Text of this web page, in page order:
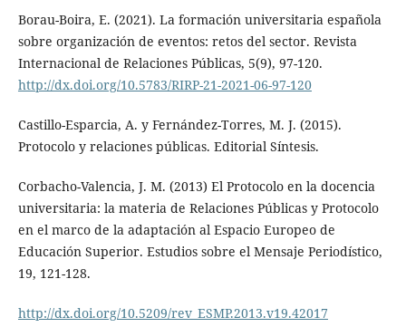
Borau-Boira, E. (2021). La formación universitaria española
sobre organización de eventos: retos del sector. Revista
Internacional de Relaciones Públicas, 5(9), 97-120.
http://dx.doi.org/10.5783/RIRP-21-2021-06-97-120
Castillo-Esparcia, A. y Fernández-Torres, M. J. (2015).
Protocolo y relaciones públicas. Editorial Síntesis.
Corbacho-Valencia, J. M. (2013) El Protocolo en la docencia
universitaria: la materia de Relaciones Públicas y Protocolo
en el marco de la adaptación al Espacio Europeo de
Educación Superior. Estudios sobre el Mensaje Periodístico,
19, 121-128.
http://dx.doi.org/10.5209/rev_ESMP.2013.v19.42017